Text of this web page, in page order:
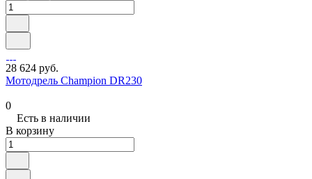
28 624 руб.
Мотодрель Champion DR230
0
Есть в наличии
В корзину